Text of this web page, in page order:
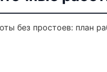
без простоев: план